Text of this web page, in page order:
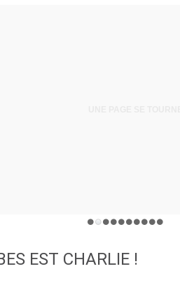
EST CHARLIE !